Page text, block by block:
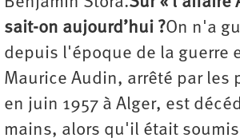
sait-on aujourd’hui ?On n'a
depuis l'époque de la guerre
Maurice Audin, arrêté par les
en juin 1957 à Alger, est
mains, alors qu'il était